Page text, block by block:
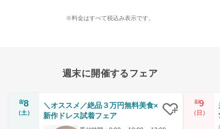
※料金はすべて税込み表示です。
週末に開催するフェア
8/8
（土）
＼オススメ／絶品３万円無料美食×
新作ドレス試着フェア
8/9
（日）